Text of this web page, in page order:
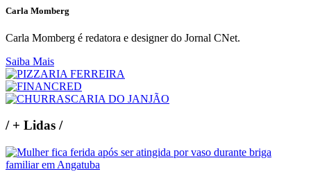
Carla Momberg
Carla Momberg é redatora e designer do Jornal CNet.
Saiba Mais
/+ Lidas /